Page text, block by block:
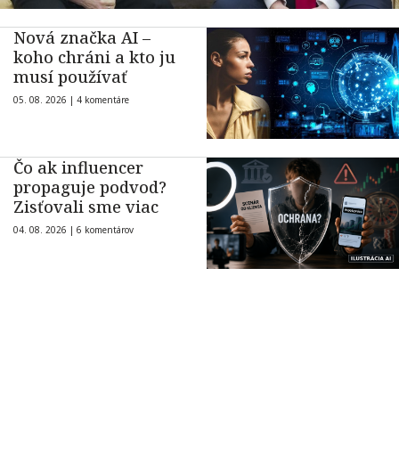
Nová značka AI –
koho chráni a kto ju
musí používať
05. 08. 2026 | 4 komentáre
Čo ak influencer
propaguje podvod?
Zisťovali sme viac
04. 08. 2026 | 6 komentárov